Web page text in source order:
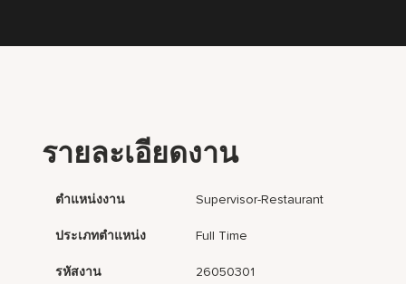
รายละเอียดงาน
ตำแหน่งงาน Supervisor-Restaurant
ประเภทตำแหน่ง Full Time
รหัสงาน 26050301